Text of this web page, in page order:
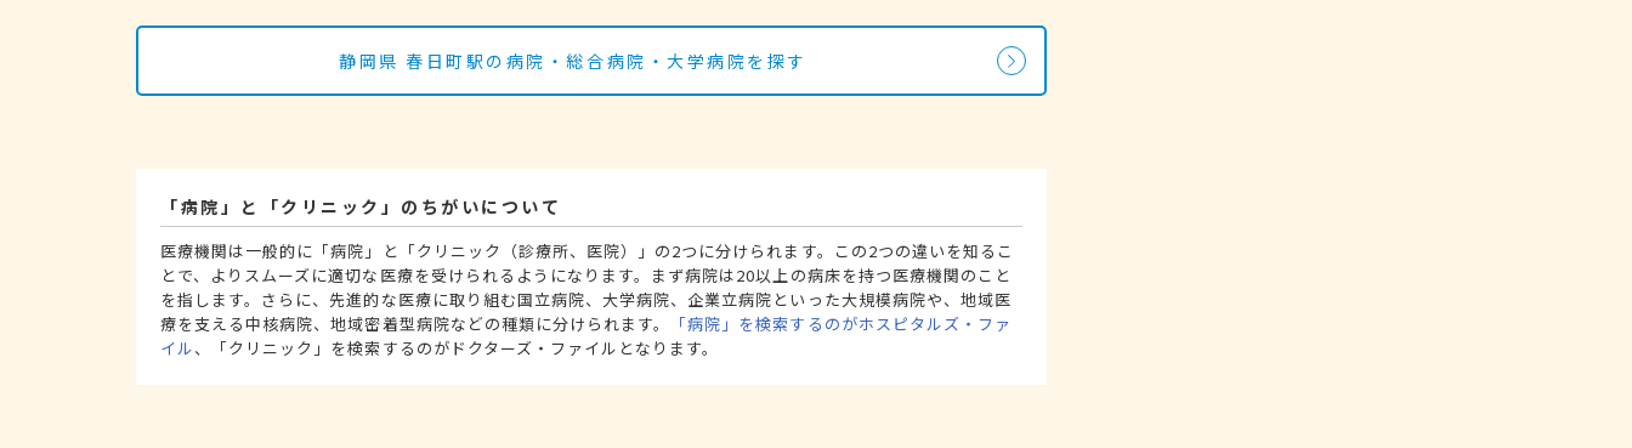
静岡県 春日町駅の病院・総合病院・大学病院を探す
「病院」と「クリニック」のちがいについて
医療機関は一般的に「病院」と「クリニック（診療所、医院）」の2つに分けられます。この2つの違いを知るこ
とで、よりスムーズに適切な医療を受けられるようになります。まず病院は20以上の病床を持つ医療機関のこと
を指します。さらに、先進的な医療に取り組む国立病院、大学病院、企業立病院といった大規模病院や、地域医
療を支える中核病院、地域密着型病院などの種類に分けられます。
「病院」を検索するのがホスピタルズ・ファ
イル、「クリニック」を検索するのがドクターズ・ファイルとなります。